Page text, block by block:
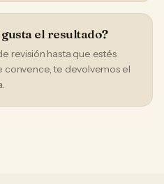
el resultado?
revisión hasta que estés
convence, te devolvemos el